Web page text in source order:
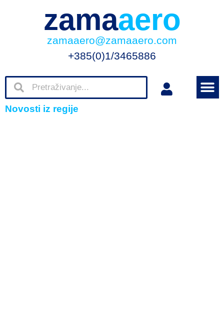
zamaaero
zamaaero@zamaaero.com
+385(0)1/3465886
Novosti iz regije